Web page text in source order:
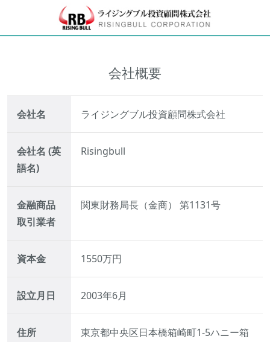
会社概要
会社名 ライジングブル投資顧問株式会社
会社名 (英
語名)
Risingbull
金融商品
取引業者
関東財務局長（金商） 第1131号
資本金 1550万円
設立月日 2003年6月
住所
東京都中央区日本橋箱崎町1-5ハニー箱